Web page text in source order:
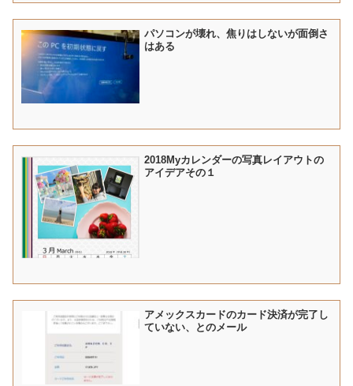
パソコンが壊れ、焦りはしないが面倒さ
はある
2018Myカレンダーの写真レイアウトの
アイデアその１
アメックスカードのカード決済が完了し
ていない、とのメール